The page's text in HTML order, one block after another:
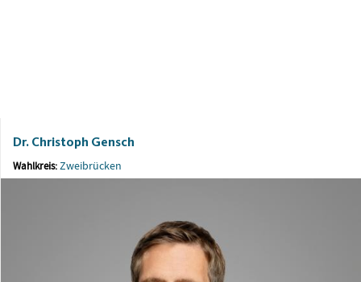
Dr. Christoph Gensch
Wahlkreis:Zweibrücken